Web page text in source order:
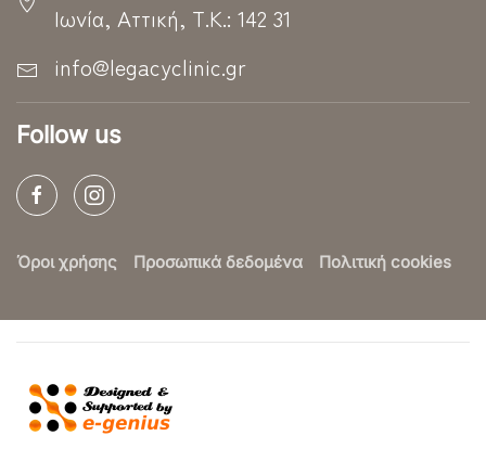
Ιωνία, Αττική, Τ.Κ.: 142 31
info@legacyclinic.gr
Follow us
Όροι χρήσης Προσωπικά δεδομένα Πολιτική cookies